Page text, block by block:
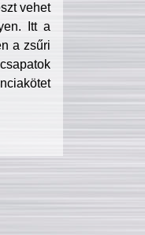
vehet
Itt a
a zsűri